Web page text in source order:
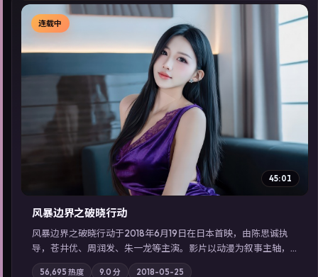
▶
连载中
45:01
风暴边界之破晓行动
风暴边界之破晓行动于2018年6月19日在日本首映，由陈思诚执
导，苍井优、周润发、朱一龙等主演。影片以动漫为叙事主轴，
科技与人性的边界在实验事故后逐渐模糊；摄影与配乐强化地域
56,695 热度 9.0 分 2018-05-25